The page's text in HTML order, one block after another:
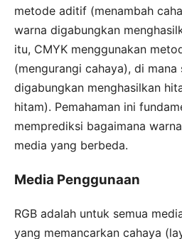
metode aditif (menambah
warna digabungkan
itu, CMYK menggunakan
(mengurangi cahaya), di
digabungkan menghasilkan
hitam). Pemahaman ini
memprediksi bagaimana
media yang berbeda.
Media Penggunaan
RGB adalah untuk semua
yang memancarkan cahaya